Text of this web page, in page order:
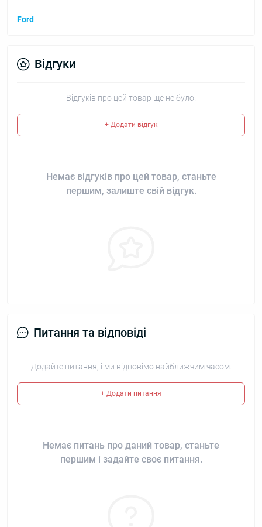
Ford
Відгуки
Відгуків про цей товар ще не було.
+ Додати відгук
Немає відгуків про цей товар, станьте
першим, залиште свій відгук.
Питання та відповіді
Додайте питання, і ми відповімо найближчим часом.
+ Додати питання
Немає питань про даний товар, станьте
першим і задайте своє питання.